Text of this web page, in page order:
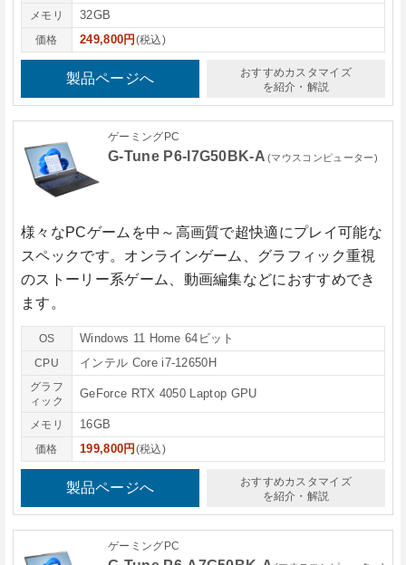
メモリ 32GB
価格 249,800円 (税込)
製品ページへ
おすすめカスタマイズ
を紹介・解説
ゲーミングPC
G-Tune P6-I7G50BK-A (マウスコンピューター)
様々なPCゲームを中～高画質で超快適にプレイ可能な
スペックです。オンラインゲーム、グラフィック重視
のストーリー系ゲーム、動画編集などにおすすめでき
ます。
OS Windows 11 Home 64ビット
CPU インテル Core i7-12650H
グラフ
ィック
GeForce RTX 4050 Laptop GPU
メモリ 16GB
価格 199,800円 (税込)
製品ページへ
おすすめカスタマイズ
を紹介・解説
ゲーミングPC